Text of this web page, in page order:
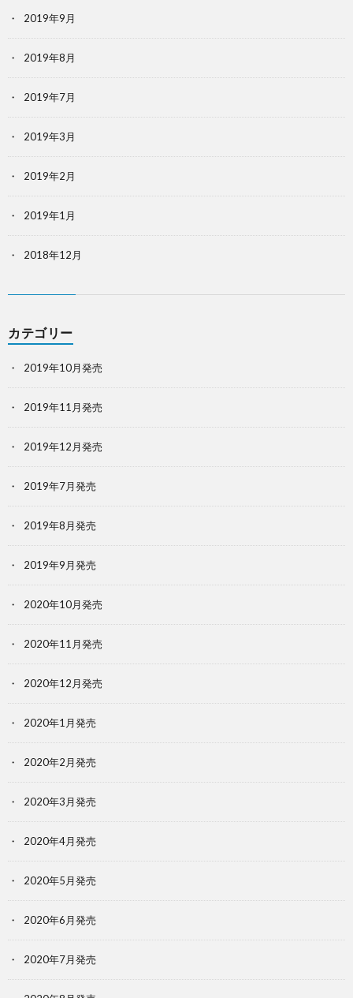
2019年9月
2019年8月
2019年7月
2019年3月
2019年2月
2019年1月
2018年12月
カテゴリー
2019年10月発売
2019年11月発売
2019年12月発売
2019年7月発売
2019年8月発売
2019年9月発売
2020年10月発売
2020年11月発売
2020年12月発売
2020年1月発売
2020年2月発売
2020年3月発売
2020年4月発売
2020年5月発売
2020年6月発売
2020年7月発売